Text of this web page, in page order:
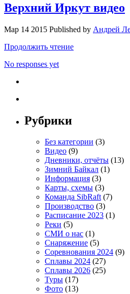
Верхний Иркут видео
Мар 14 2015 Published by Андрей
Продолжить чтение
No responses yet
Рубрики
Без категории (3)
Видео (9)
Дневники, отчёты (13)
Зимний Байкал (1)
Информация (3)
Карты, схемы (3)
Команда SibRaft(7)
Производство (3)
Расписание 2023 (1)
Реки (5)
СМИ о нас (1)
Снаряжение (5)
Соревнования 2024 (9)
Сплавы 2024 (27)
Сплавы 2026 (25)
Туры (17)
Фото (13)